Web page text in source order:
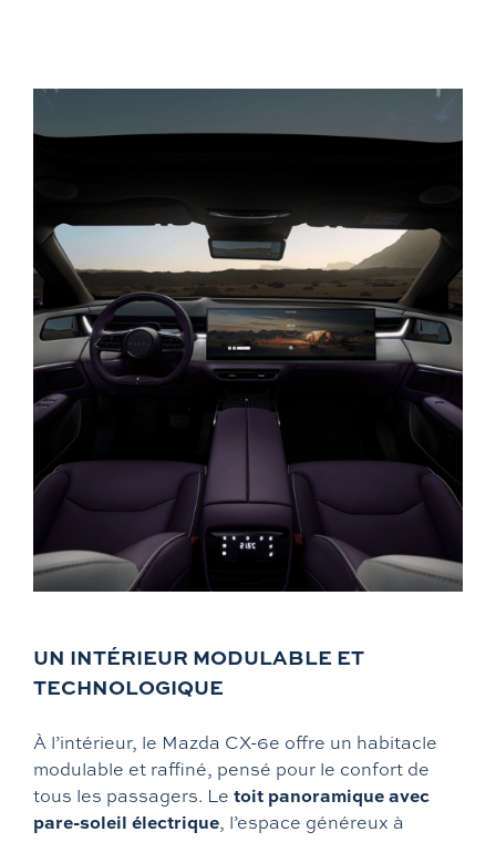
UN INTÉRIEUR MODULABLE ET
TECHNOLOGIQUE
À l’intérieur, le Mazda CX-6e offre un habitacle
modulable et raffiné, pensé pour le confort de
tous les passagers. Le toit panoramique avec
pare-soleil électrique, l’espace généreux à